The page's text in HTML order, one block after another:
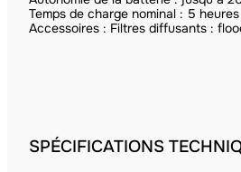
Temps de charge nominal : 5 heures
Accessoires : Filtres diffusants :
SPÉCIFICATIONS